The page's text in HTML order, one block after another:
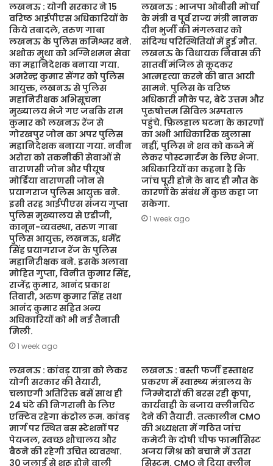
लखनऊ : योगी सरकार ने 15
वरिष्ठ आईपीएस अधिकारियों के
किये तबादले, तरुण गाबा
लखनऊ के पुलिस कमिश्नर बने.
अशोक मुथा को अग्निशमन सेवा
का महानिदेशक बनाया गया.
अमरेन्द्र कुमार सेंगर को पुलिस
आयुक्त, लखनऊ से पुलिस
महानिरीक्षक अभिसूचना
मुख्यालय भेजे गए जबकि राम
कुमार को लखनऊ रेंज से
गोरखपुर जोन का अपर पुलिस
महानिदेशक बनाया गया. नवीन
अरोरा को तकनीकी सेवाओं से
वाराणसी जोन और पीयूष
मोर्डिया वाराणसी जोन से
प्रयागराज पुलिस आयुक्त बने.
इसी तरह आईपीएस संजय गुप्ता
पुलिस मुख्यालय से एडीजी,
कानून-व्यवस्था, तरुण गाबा
पुलिस आयुक्त, लखनऊ, धर्मेंद्र
सिंह प्रयागराज रेंज के पुलिस
महानिरीक्षक बने. इसके अलावा
मोहित गुप्ता, विनीत कुमार सिंह,
राजेंद्र कुमार, आनंद प्रकाश
तिवारी, अरुण कुमार सिंह तथा
आनंद कुमार सहित अन्य
अधिकारियों को भी नई तैनाती
मिली.
1 week ago
लखनऊ : भाजपा ओबीसी मोर्चा
के मंत्री व पूर्व राज्य मंत्री नानक
दीन भुर्जी की मंगलवार को
संदिग्ध परिस्थितियों में हुई मौत.
लखनऊ के विधायक निवास की
सातवीं मंजिल से कूदकर
आत्महत्या करने की बात आयी
सामने. पुलिस के वरिष्ठ
अधिकारी मौके पर, बेटे उत्तम और
पुरुषोत्तम सिविल अस्पताल
पहुंचे. फ़िलहाल घटना के कारणों
का अभी आधिकारिक खुलासा
नहीं, पुलिस ने शव को कब्जे में
लेकर पोस्टमार्टम के लिए भेजा.
अधिकारियों का कहना है कि
जांच पूरी होने के बाद ही मौत के
कारणों के संबंध में कुछ कहा जा
सकेगा.
1 week ago
लखनऊ : कांवड़ यात्रा को लेकर
योगी सरकार की तैयारी,
चलाएगी अतिरिक्त बसें साथ ही
24 घंटे की निगरानी के लिए
एक्टिव रहेगा कंट्रोल रूम. कांवड़
मार्ग पर स्थित बस स्टेशनों पर
पेयजल, स्वच्छ शौचालय और
बैठने की रहेगी उचित व्यवस्था.
30 जुलाई से शुरू होने वाली
लखनऊ : बस्ती फर्जी हस्ताक्षर
प्रकरण में स्वास्थ्य मंत्रालय के
जिम्मेदारों की बरस रही कृपा,
कार्यवाही के बजाय क्लीनचिट
देने की तैयारी. तत्कालीन CMO
की अध्यक्षता में गठित जांच
कमेटी के दोषी चीफ फार्मासिस्ट
अजय मिश्र को बचाने में उतरा
सिस्टम. CMO ने दिया क्लीन